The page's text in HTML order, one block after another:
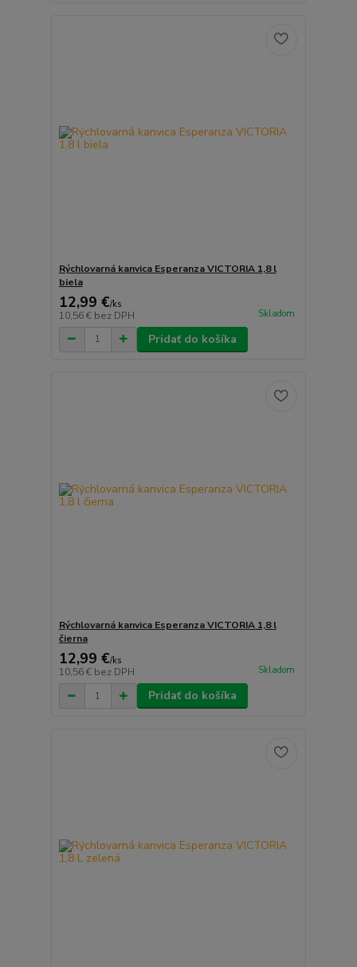
Rýchlovarná kanvica Esperanza VICTORIA 1,8 l
biela
12,99 €/ks
10,56 € bez DPH Skladom
Pridať do košíka
Rýchlovarná kanvica Esperanza VICTORIA 1,8 l
čierna
12,99 €/ks
10,56 € bez DPH Skladom
Pridať do košíka